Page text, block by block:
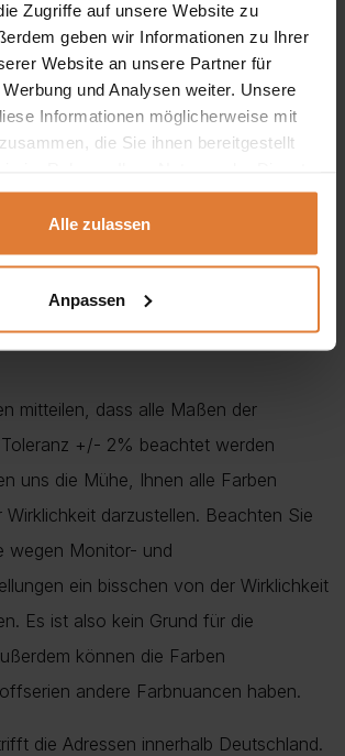
Zugriffe auf unsere Website zu
geben wir Informationen zu Ihrer
Website an unsere Partner für
und Analysen weiter. Unsere
Informationen möglicherweise mit
die Sie ihnen bereitgestellt
Alle zulassen
Anpassen
124 x 210 cm
mitteilen, dass alle Maßen der
+/- 2% beachtet werden
uns die Mühe, Ihnen alle Farben
darzustellen. Beachten Sie
wegen Monitor- und
ein bisschen von der Wirklichkeit
Es ist also kein Grund für die
können die Farben
andere Farbnuancen haben.
die Adressen innerhalb Deutschland.